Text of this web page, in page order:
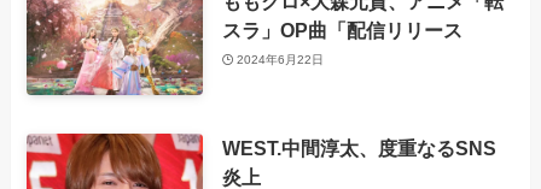
スラ」OP曲「配信リリース
2024年6月22日
WEST.中間淳太、度重なるSNS
炎上